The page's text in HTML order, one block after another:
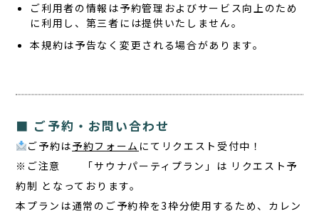
ご利用者の情報は予約管理およびサービス向上のため
に利用し、第三者には提供いたしません。
本規約は予告なく変更される場合があります。
■ ご予約・お問い合わせ
ご予約は予約フォーム にてリクエスト受付中！
※ご注意 「サウナパーティプラン」は リクエスト予
約制 となっております。
本プランは通常のご予約枠を3枠分使用するため、カレン